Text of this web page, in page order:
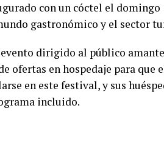
con un cóctel el domingo
gastronómico y el sector
dirigido al público
ofertas en hospedaje para
en este festival, y sus
incluido.